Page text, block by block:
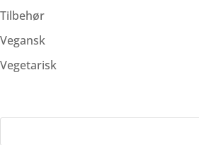
Tilbehør
Vegansk
Vegetarisk